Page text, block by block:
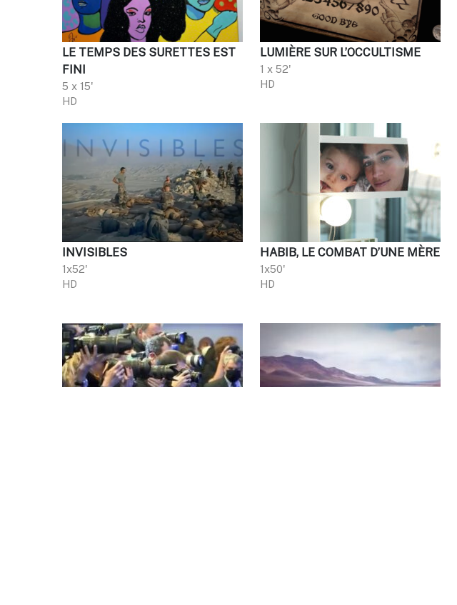
LE TEMPS DES SURETTES EST
FINI
5 x 15'
HD
LUMIÈRE SUR L’OCCULTISME
1 x 52'
HD
INVISIBLES
1x52'
HD
HABIB, LE COMBAT D’UNE MÈRE
1x50'
HD